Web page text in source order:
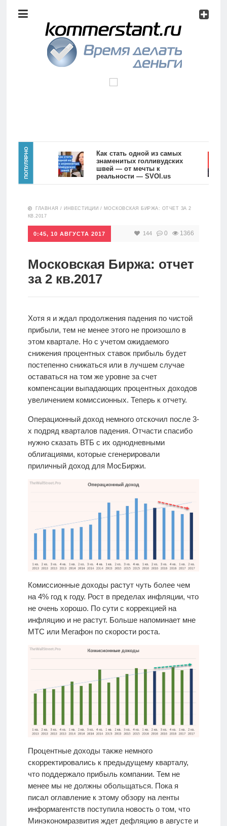
анализ
Видео
Сделано
Главная
Новости
Аналитика
Инвестиции
Дивиденды
анализ
Видео
Сделано
в России
Рунет
ПОПУЛЯРНО
Как стать одной из самых
знаменитых голливудских
швей — от мечты к
реальности — SVOI.us
10551
ГЛАВНАЯ / ИНВЕСТИЦИИ / МОСКОВСКАЯ БИРЖА: ОТЧЕТ ЗА 2
КВ.2017
0:45, 10 АВГУСТА 2017 144 0 1366
Московская Биржа: отчет
за 2 кв.2017
Хотя я и ждал продолжения падения по чистой
прибыли, тем не менее этого не произошло в
этом квартале. Но с учетом ожидаемого
снижения процентных ставок прибыль будет
постепенно снижаться или в лучшем случае
оставаться на том же уровне за счет
компенсации выпадающих процентных доходов
увеличением комиссионных. Теперь к отчету.
Операционный доход немного отскочил после 3-
х подряд кварталов падения. Отчасти спасибо
нужно сказать ВТБ с их однодневными
облигациями, которые сгенерировали
приличный доход для МосБиржи.
Комиссионные доходы растут чуть более чем
на 4% год к году. Рост в пределах инфляции, что
не очень хорошо. По сути с коррекцией на
инфляцию и не растут. Больше напоминает мне
МТС или Мегафон по скорости роста.
Процентные доходы также немного
скорректировались к предыдущему кварталу,
что поддержало прибыль компании. Тем не
менее мы не должны обольщаться. Пока я
писал оглавление к этому обзору на ленты
информагентств поступила новость о том, что
Минэкономразвития ждет дефляцию в августе и